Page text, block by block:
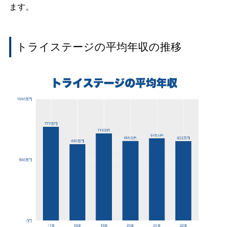
ます。
トライステージの平均年収の推移